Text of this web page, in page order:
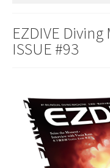
雜誌
精品
攝影比賽
話題焦點
EZDIVE
ISSUE #93